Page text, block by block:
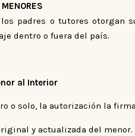
padres o tutores otorgan
dentro o fuera del país.
al Interior
o solo, la autorización la
y actualizada del menor.